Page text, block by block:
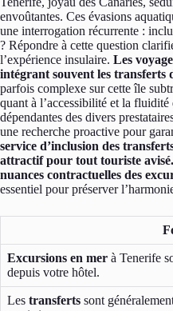
envoûtantes. Ces évasions
une interrogation récurrente :
? Répondre à cette question
l’expérience insulaire. Les
intégrant souvent les transferts
parfois complexe sur cette île
quant à l’accessibilité et la
dépendantes des divers
une recherche proactive pour
service d’inclusion des
attractif pour tout touriste avisé.
nuances contractuelles des
essentiel pour préserver
Excursions en mer à Tenerife
depuis votre hôtel.
Les transferts sont